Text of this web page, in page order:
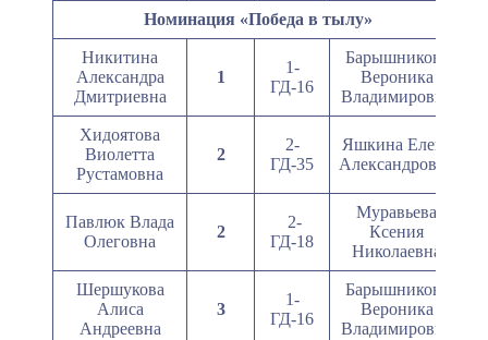
Номинация «Победа в тылу»
Никитина
Александра
Дмитриевна
1
1-
ГД-16
Барышникова
Вероника
Владимировна
Хидоятова
Виолетта
Рустамовна
2
2-
ГД-35
Яшкина Елена
Александровна
Павлюк Влада
Олеговна
2
2-
ГД-18
Муравьева
Ксения
Николаевна
Шершукова
Алиса
Андреевна
3
1-
ГД-16
Барышникова
Вероника
Владимировна